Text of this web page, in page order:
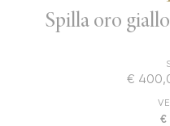
Spilla oro
€
€